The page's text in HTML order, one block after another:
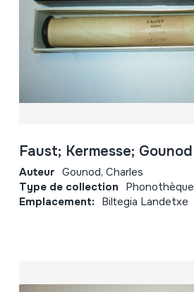
Faust; Kermesse; Gounod
Auteur Gounod, Charles
Type de collection Phonothèque
Emplacement: Biltegia Landetxe